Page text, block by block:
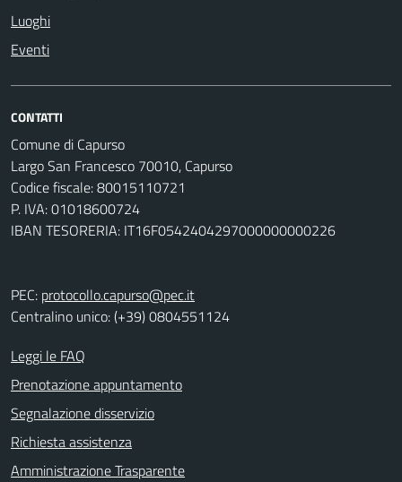
Luoghi
Eventi
CONTATTI
Comune di Capurso
Largo San Francesco 70010, Capurso
Codice fiscale: 80015110721
P. IVA: 01018600724
IBAN TESORERIA: IT16F0542404297000000000226
PEC: protocollo.capurso@pec.it
Centralino unico: (+39) 0804551124
Leggi le FAQ
Prenotazione appuntamento
Segnalazione disservizio
Richiesta assistenza
Amministrazione Trasparente